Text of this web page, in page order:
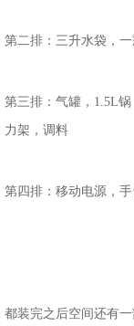
第二排：三升水袋，
第三排：气罐，1.5L
力架，调料
第四排：移动电源，
都装完之后空间还有